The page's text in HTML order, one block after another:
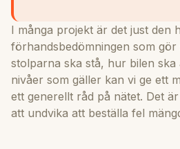
I många projekt är det just den
förhandsbedömningen som
stolparna ska stå, hur bilen ska
nivåer som gäller kan vi ge ett
ett generellt råd på nätet. Det
att undvika att beställa fel